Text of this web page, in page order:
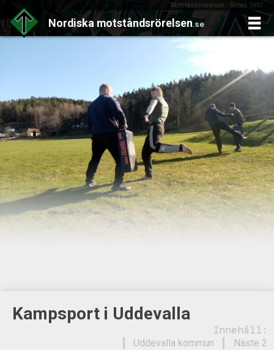
Motståndsrörelsen - Sedan 1997
Nordiska motståndsrörelsen.se
Kampsport i Uddevalla
Innehåll:
Näste 2
Uddevalla kommun